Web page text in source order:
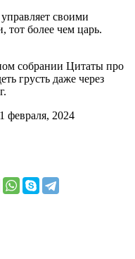
своими
тот более чем царь.
собрании Цитаты про
грусть даже через
февраля, 2024